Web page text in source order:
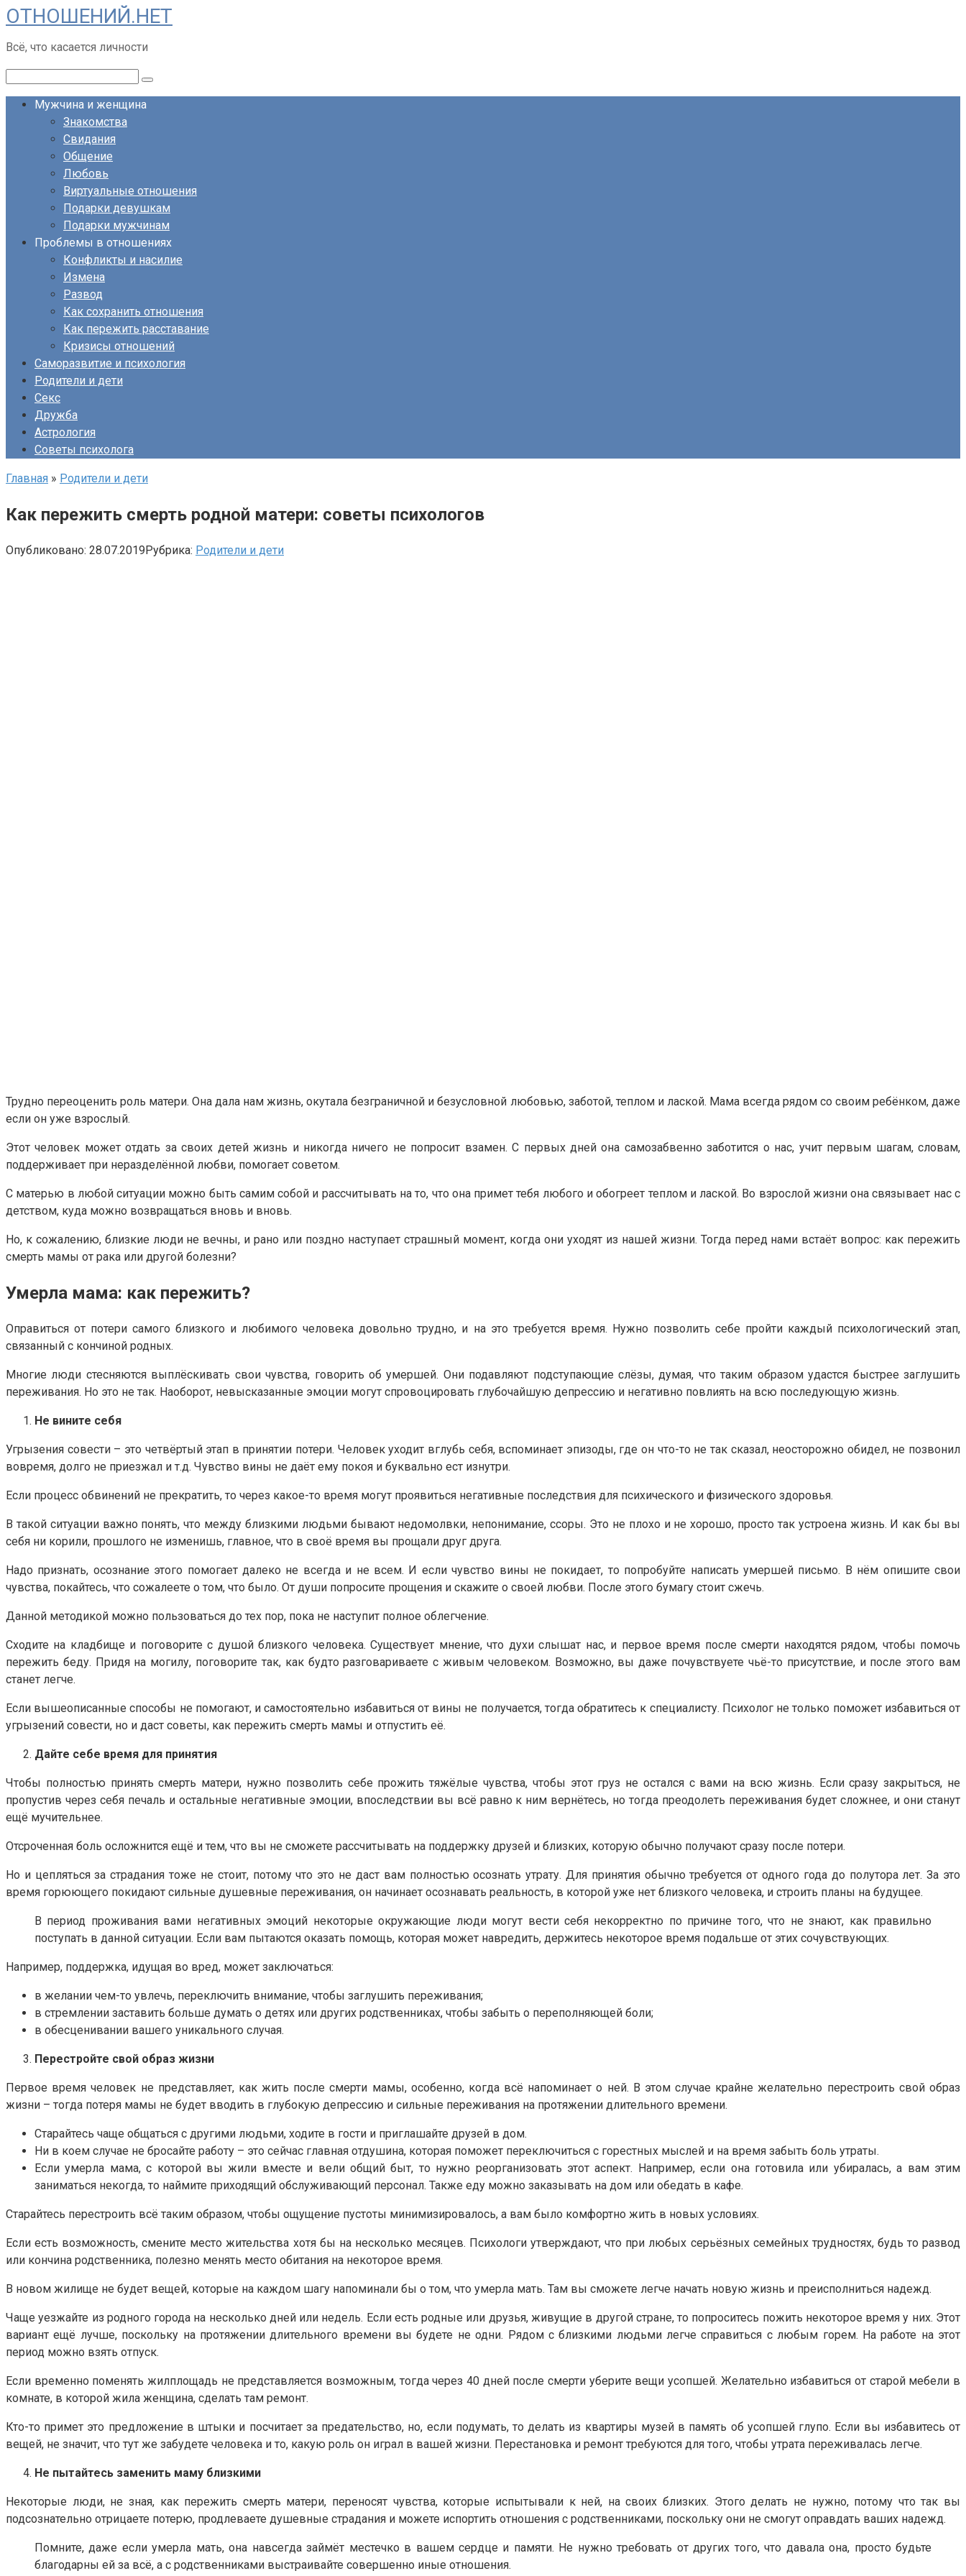
Перейти
к
контенту
ОТНОШЕНИЙ.НЕТ
Всё, что касается личности
Мужчина и женщина
Знакомства
Свидания
Общение
Любовь
Виртуальные отношения
Подарки девушкам
Подарки мужчинам
Проблемы в отношениях
Конфликты и насилие
Измена
Развод
Как сохранить отношения
Как пережить расставание
Кризисы отношений
Саморазвитие и психология
Родители и дети
Секс
Дружба
Астрология
Советы психолога
Главная » Родители и дети
Как пережить смерть родной матери: советы психологов
Опубликовано: 28.07.2019Рубрика: Родители и дети
Трудно переоценить роль матери. Она дала нам жизнь, окутала безграничной и безусловной любовью, заботой, теплом и лаской. Мама всегда рядом со своим ребёнком, даже
если он уже взрослый.
Этот человек может отдать за своих детей жизнь и никогда ничего не попросит взамен. С первых дней она самозабвенно заботится о нас, учит первым шагам, словам,
поддерживает при неразделённой любви, помогает советом.
С матерью в любой ситуации можно быть самим собой и рассчитывать на то, что она примет тебя любого и обогреет теплом и лаской. Во взрослой жизни она связывает нас с
детством, куда можно возвращаться вновь и вновь.
Но, к сожалению, близкие люди не вечны, и рано или поздно наступает страшный момент, когда они уходят из нашей жизни. Тогда перед нами встаёт вопрос: как пережить
смерть мамы от рака или другой болезни?
Умерла мама: как пережить?
Оправиться от потери самого близкого и любимого человека довольно трудно, и на это требуется время. Нужно позволить себе пройти каждый психологический этап,
связанный с кончиной родных.
Многие люди стесняются выплёскивать свои чувства, говорить об умершей. Они подавляют подступающие слёзы, думая, что таким образом удастся быстрее заглушить
переживания. Но это не так. Наоборот, невысказанные эмоции могут спровоцировать глубочайшую депрессию и негативно повлиять на всю последующую жизнь.
Не вините себя
Угрызения совести – это четвёртый этап в принятии потери. Человек уходит вглубь себя, вспоминает эпизоды, где он что-то не так сказал, неосторожно обидел, не позвонил
вовремя, долго не приезжал и т.д. Чувство вины не даёт ему покоя и буквально ест изнутри.
Если процесс обвинений не прекратить, то через какое-то время могут проявиться негативные последствия для психического и физического здоровья.
В такой ситуации важно понять, что между близкими людьми бывают недомолвки, непонимание, ссоры. Это не плохо и не хорошо, просто так устроена жизнь. И как бы вы
себя ни корили, прошлого не изменишь, главное, что в своё время вы прощали друг друга.
Надо признать, осознание этого помогает далеко не всегда и не всем. И если чувство вины не покидает, то попробуйте написать умершей письмо. В нём опишите свои
чувства, покайтесь, что сожалеете о том, что было. От души попросите прощения и скажите о своей любви. После этого бумагу стоит сжечь.
Данной методикой можно пользоваться до тех пор, пока не наступит полное облегчение.
Сходите на кладбище и поговорите с душой близкого человека. Существует мнение, что духи слышат нас, и первое время после смерти находятся рядом, чтобы помочь
пережить беду. Придя на могилу, поговорите так, как будто разговариваете с живым человеком. Возможно, вы даже почувствуете чьё-то присутствие, и после этого вам
станет легче.
Если вышеописанные способы не помогают, и самостоятельно избавиться от вины не получается, тогда обратитесь к специалисту. Психолог не только поможет избавиться от
угрызений совести, но и даст советы, как пережить смерть мамы и отпустить её.
Дайте себе время для принятия
Чтобы полностью принять смерть матери, нужно позволить себе прожить тяжёлые чувства, чтобы этот груз не остался с вами на всю жизнь. Если сразу закрыться, не
пропустив через себя печаль и остальные негативные эмоции, впоследствии вы всё равно к ним вернётесь, но тогда преодолеть переживания будет сложнее, и они станут
ещё мучительнее.
Отсроченная боль осложнится ещё и тем, что вы не сможете рассчитывать на поддержку друзей и близких, которую обычно получают сразу после потери.
Но и цепляться за страдания тоже не стоит, потому что это не даст вам полностью осознать утрату. Для принятия обычно требуется от одного года до полутора лет. За это
время горюющего покидают сильные душевные переживания, он начинает осознавать реальность, в которой уже нет близкого человека, и строить планы на будущее.
В период проживания вами негативных эмоций некоторые окружающие люди могут вести себя некорректно по причине того, что не знают, как правильно
поступать в данной ситуации. Если вам пытаются оказать помощь, которая может навредить, держитесь некоторое время подальше от этих сочувствующих.
Например, поддержка, идущая во вред, может заключаться:
в желании чем-то увлечь, переключить внимание, чтобы заглушить переживания;
в стремлении заставить больше думать о детях или других родственниках, чтобы забыть о переполняющей боли;
в обесценивании вашего уникального случая.
Перестройте свой образ жизни
Первое время человек не представляет, как жить после смерти мамы, особенно, когда всё напоминает о ней. В этом случае крайне желательно перестроить свой образ
жизни – тогда потеря мамы не будет вводить в глубокую депрессию и сильные переживания на протяжении длительного времени.
Старайтесь чаще общаться с другими людьми, ходите в гости и приглашайте друзей в дом.
Ни в коем случае не бросайте работу – это сейчас главная отдушина, которая поможет переключиться с горестных мыслей и на время забыть боль утраты.
Если умерла мама, с которой вы жили вместе и вели общий быт, то нужно реорганизовать этот аспект. Например, если она готовила или убиралась, а вам этим
заниматься некогда, то наймите приходящий обслуживающий персонал. Также еду можно заказывать на дом или обедать в кафе.
Старайтесь перестроить всё таким образом, чтобы ощущение пустоты минимизировалось, а вам было комфортно жить в новых условиях.
Если есть возможность, смените место жительства хотя бы на несколько месяцев. Психологи утверждают, что при любых серьёзных семейных трудностях, будь то развод
или кончина родственника, полезно менять место обитания на некоторое время.
В новом жилище не будет вещей, которые на каждом шагу напоминали бы о том, что умерла мать. Там вы сможете легче начать новую жизнь и преисполниться надежд.
Чаще уезжайте из родного города на несколько дней или недель. Если есть родные или друзья, живущие в другой стране, то попроситесь пожить некоторое время у них. Этот
вариант ещё лучше, поскольку на протяжении длительного времени вы будете не одни. Рядом с близкими людьми легче справиться с любым горем. На работе на этот
период можно взять отпуск.
Если временно поменять жилплощадь не представляется возможным, тогда через 40 дней после смерти уберите вещи усопшей. Желательно избавиться от старой мебели в
комнате, в которой жила женщина, сделать там ремонт.
Кто-то примет это предложение в штыки и посчитает за предательство, но, если подумать, то делать из квартиры музей в память об усопшей глупо. Если вы избавитесь от
вещей, не значит, что тут же забудете человека и то, какую роль он играл в вашей жизни. Перестановка и ремонт требуются для того, чтобы утрата переживалась легче.
Не пытайтесь заменить маму близкими
Некоторые люди, не зная, как пережить смерть матери, переносят чувства, которые испытывали к ней, на своих близких. Этого делать не нужно, потому что так вы
подсознательно отрицаете потерю, продлеваете душевные страдания и можете испортить отношения с родственниками, поскольку они не смогут оправдать ваших надежд.
Помните, даже если умерла мать, она навсегда займёт местечко в вашем сердце и памяти. Не нужно требовать от других того, что давала она, просто будьте
благодарны ей за всё, а с родственниками выстраивайте совершенно иные отношения.